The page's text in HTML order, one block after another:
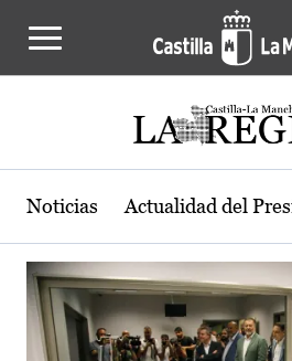
Actualidad de la
Noticias Actualidad del